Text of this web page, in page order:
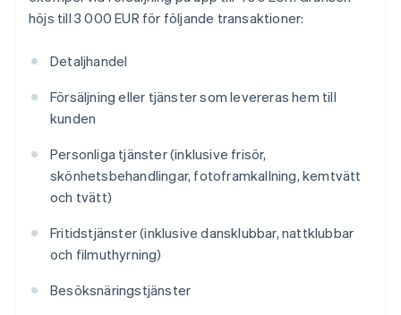
höjs till 3 000 EUR för följande transaktioner:
Detaljhandel
Försäljning eller tjänster som levereras hem till
kunden
Personliga tjänster (inklusive frisör,
skönhetsbehandlingar, fotoframkallning, kemtvätt
och tvätt)
Fritidstjänster (inklusive dansklubbar, nattklubbar
och filmuthyrning)
Besöksnäringstjänster